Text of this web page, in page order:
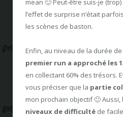
mean 🙂 Peut-être suis-je
l’effet de surprise n’était
les scènes de baston.
Enfin, au niveau de la durée
premier run a approché les
en collectant 60% des trésors.
vous préciser que la partie
mon prochain objectif 🙂
niveaux de difficulté de